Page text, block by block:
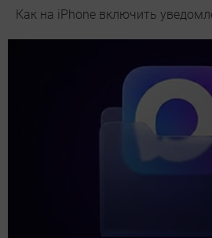
Как на iPhone включить